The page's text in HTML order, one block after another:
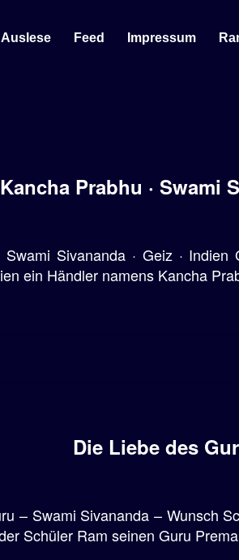
Auslese Feed Impressum
Kancha Prabhu · Swami
Swami Sivananda · Geiz ·
ein Händler namens Kancha
Die Liebe des
– Swami Sivananda – Wunsch
Schüler Ram seinen Guru